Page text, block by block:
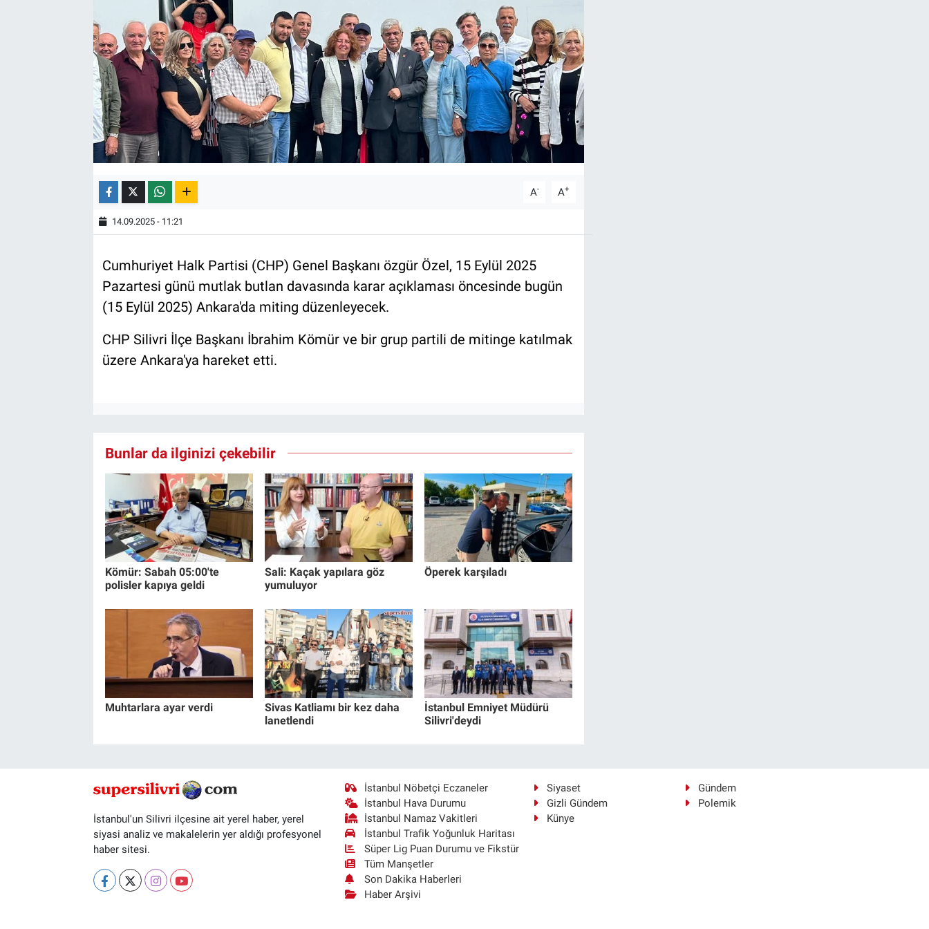
A- A+
14.09.2025 - 11:21
Cumhuriyet Halk Partisi (CHP) Genel Başkanı özgür Özel, 15 Eylül 2025
Pazartesi günü mutlak butlan davasında karar açıklaması öncesinde bugün
(15 Eylül 2025) Ankara'da miting düzenleyecek.
CHP Silivri İlçe Başkanı İbrahim Kömür ve bir grup partili de mitinge katılmak
üzere Ankara'ya hareket etti.
Bunlar da ilginizi çekebilir
Kömür: Sabah 05:00'te
polisler kapıya geldi
Sali: Kaçak yapılara göz
yumuluyor
Öperek karşıladı
Muhtarlara ayar verdi
Sivas Katliamı bir kez daha
lanetlendi
İstanbul Emniyet Müdürü
Silivri'deydi
İstanbul'un Silivri ilçesine ait yerel haber, yerel
siyasi analiz ve makalelerin yer aldığı profesyonel
haber sitesi.
İstanbul Nöbetçi Eczaneler
İstanbul Hava Durumu
İstanbul Namaz Vakitleri
İstanbul Trafik Yoğunluk Haritası
Süper Lig Puan Durumu ve Fikstür
Tüm Manşetler
Son Dakika Haberleri
Haber Arşivi
Siyaset
Gündem
Gizli Gündem
Polemik
Künye